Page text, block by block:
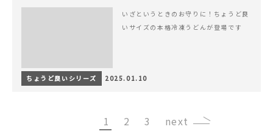
いざというときのお守りに！ちょうど良
いサイズの本格冷凍うどんが登場です
ちょうど良いシリーズ 2025.01.10
1 2 3 ›